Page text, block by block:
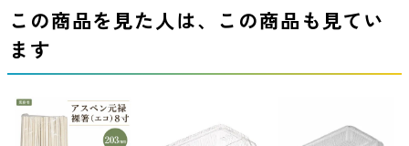
この商品を見た人は、この商品も見てい
ます